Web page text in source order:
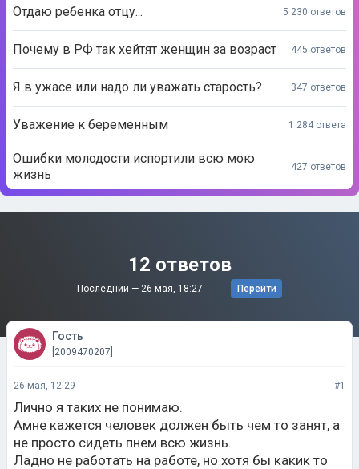
Отдаю ребенка отцу... 5 230 ответов
Почему в РФ так хейтят женщин за возраст 445 ответов
Я в ужасе или надо ли уважать старость? 347 ответов
Уважение к беременным 1 284 ответа
Ошибки молодости испортили всю мою
жизнь
427 ответов
12 ответов
Последний — 26 мая, 18:27 Перейти
Гость
[2009470207]
26 мая, 12:29 #1
Лично я таких не понимаю.
Амне кажется человек должен быть чем то занят, а
не просто сидеть пнем всю жизнь.
Ладно не работать на работе, но хотя бы какик то